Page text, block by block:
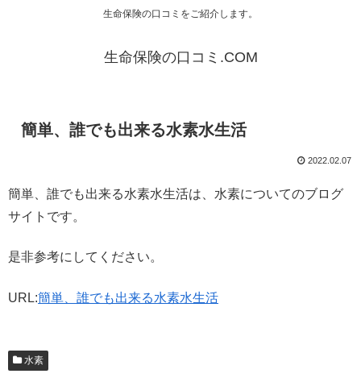
生命保険の口コミをご紹介します。
生命保険の口コミ.COM
簡単、誰でも出来る水素水生活
2022.02.07
簡単、誰でも出来る水素水生活は、水素についてのブログ
サイトです。
是非参考にしてください。
URL:簡単、誰でも出来る水素水生活
水素